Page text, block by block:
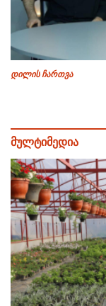
დილის ჩართვა
მულტიმედია